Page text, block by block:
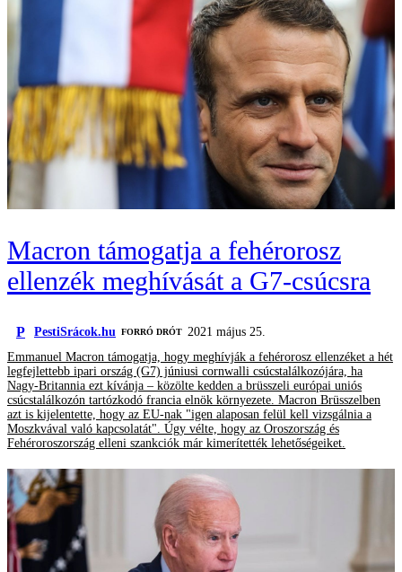
Macron támogatja a fehérorosz
ellenzék meghívását a G7-csúcsra
P PestiSrácok.hu FORRÓ DRÓT
2021 május 25.
Emmanuel Macron támogatja, hogy meghívják a fehérorosz ellenzéket a hét
legfejlettebb ipari ország (G7) júniusi cornwalli csúcstalálkozójára, ha
Nagy-Britannia ezt kívánja – közölte kedden a brüsszeli európai uniós
csúcstalálkozón tartózkodó francia elnök környezete. Macron Brüsszelben
azt is kijelentette, hogy az EU-nak "igen alaposan felül kell vizsgálnia a
Moszkvával való kapcsolatát". Úgy vélte, hogy az Oroszország és
Fehéroroszország elleni szankciók már kimerítették lehetőségeiket.